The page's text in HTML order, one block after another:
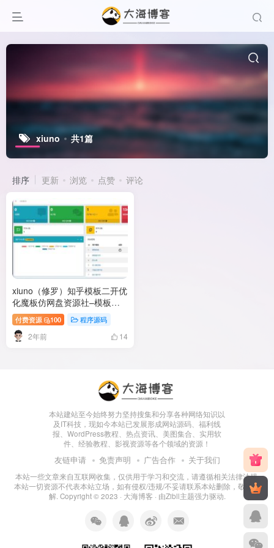
xiuno 共1篇
排序 更新 浏览 点赞 评论
xiuno（修罗）知乎模板二开优
化魔板仿网盘资源社–模板加
全套插件
付费资源 100 程序源码
2年前 14
本站建站至今始终努力坚持搜集和分享各种网络知识以
及IT科技，现如今本站已发展形成网站源码、福利线
报、WordPress教程、热点资讯、美图集合、实用软
件、经验教程、影视资源等各个领域的资源！
友链申请 免责声明 广告合作 关于我们
本站一些文章来自互联网收集，仅供用于学习和交流，请遵循相关法律法规.
本站一切资源不代表本站立场，如有侵权/违规/不妥请联系本站删除，敬请谅
解. Copyright © 2023 · 大海博客 · 由Zibll主题强力驱动.